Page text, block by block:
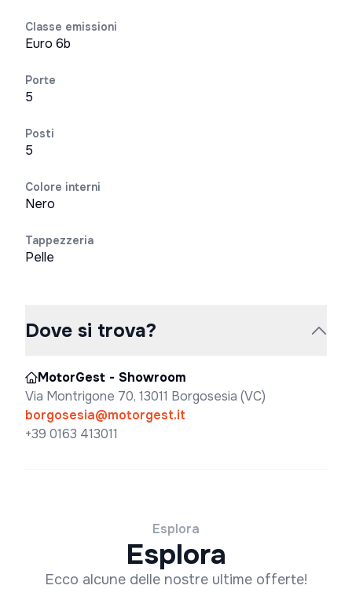
Classe emissioni
Euro 6b
Porte
5
Posti
5
Colore interni
Nero
Tappezzeria
Pelle
Dove si trova?
MotorGest - Showroom
Via Montrigone 70, 13011 Borgosesia (VC)
borgosesia@motorgest.it
+39 0163 413011
Esplora
Esplora
Ecco alcune delle nostre ultime offerte!